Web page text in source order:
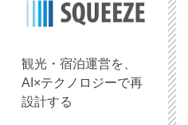
観光・宿泊運営を、
AI×テクノロジーで再
設計する